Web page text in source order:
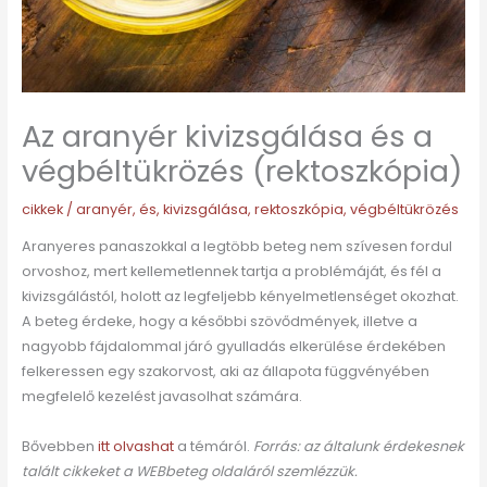
Az aranyér kivizsgálása és a
végbéltükrözés (rektoszkópia)
cikkek/ aranyér, és, kivizsgálása, rektoszkópia, végbéltükrözés
Aranyeres panaszokkal a legtöbb beteg nem szívesen fordul
orvoshoz, mert kellemetlennek tartja a problémáját, és fél a
kivizsgálástól, holott az legfeljebb kényelmetlenséget okozhat.
A beteg érdeke, hogy a későbbi szövődmények, illetve a
nagyobb fájdalommal járó gyulladás elkerülése érdekében
felkeressen egy szakorvost, aki az állapota függvényében
megfelelő kezelést javasolhat számára.
Bővebben itt olvashat a témáról. Forrás: az általunk érdekesnek
talált cikkeket a WEBbeteg oldaláról szemlézzük.